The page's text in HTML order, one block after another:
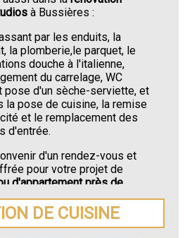
à Bussières :
par les enduits, la
la plomberie,le parquet, le
douche à l'italienne,
du carrelage, WC
pose d'un sèche-serviette, et
la pose de cuisine, la remise
et le remplacement des
d'entrée.
d'un rendez-vous et
pour votre projet de
d'appartement près de
DE CUISINE